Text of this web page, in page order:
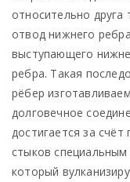
относительно
отвод нижнего
выступающего
ребра. Такая
рёбер
долговечное
достигается за
стыков
который